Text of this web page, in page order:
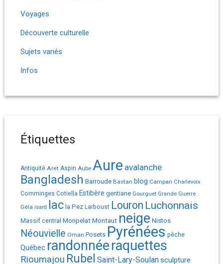
Voyages
Découverte culturelle
Sujets variés
Infos
Étiquettes
Antiquité Aret Aspin Aube Aure avalanche
Bangladesh Barroude Bastan blog Campan Charlevoix
Comminges Cotiella Estibère gentiane Gourguet Grande Guerre
Géla isard lac la Pez Larboust Louron Luchonnais
Massif central MonpelatMontaut neige Nistos
Néouvielle Oman Posets Pyrénées pêche
Québec randonnéeraquettes
Rioumajou Rubel Saint-Lary-Soulansculpture